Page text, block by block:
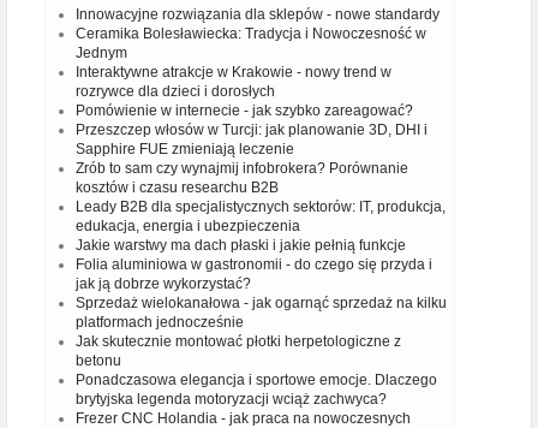
Innowacyjne rozwiązania dla sklepów - nowe standardy
Ceramika Bolesławiecka: Tradycja i Nowoczesność w
Jednym
Interaktywne atrakcje w Krakowie - nowy trend w
rozrywce dla dzieci i dorosłych
Pomówienie w internecie - jak szybko zareagować?
Przeszczep włosów w Turcji: jak planowanie 3D, DHI i
Sapphire FUE zmieniają leczenie
Zrób to sam czy wynajmij infobrokera? Porównanie
kosztów i czasu researchu B2B
Leady B2B dla specjalistycznych sektorów: IT, produkcja,
edukacja, energia i ubezpieczenia
Jakie warstwy ma dach płaski i jakie pełnią funkcje
Folia aluminiowa w gastronomii - do czego się przyda i
jak ją dobrze wykorzystać?
Sprzedaż wielokanałowa - jak ogarnąć sprzedaż na kilku
platformach jednocześnie
Jak skutecznie montować płotki herpetologiczne z
betonu
Ponadczasowa elegancja i sportowe emocje. Dlaczego
brytyjska legenda motoryzacji wciąż zachwyca?
Frezer CNC Holandia - jak praca na nowoczesnych